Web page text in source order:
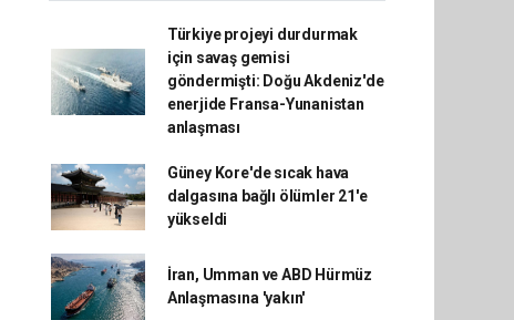
Türkiye projeyi durdurmak
için savaş gemisi
göndermişti: Doğu Akdeniz'de
enerjide Fransa-Yunanistan
anlaşması
Güney Kore'de sıcak hava
dalgasına bağlı ölümler 21'e
yükseldi
İran, Umman ve ABD Hürmüz
Anlaşmasına 'yakın'